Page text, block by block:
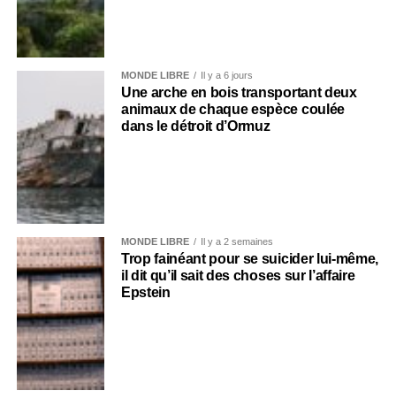
MONDE LIBRE Il y a 6 jours
Une arche en bois transportant deux
animaux de chaque espèce coulée
dans le détroit d’Ormuz
MONDE LIBRE Il y a 2 semaines
Trop fainéant pour se suicider lui-même,
il dit qu’il sait des choses sur l’affaire
Epstein